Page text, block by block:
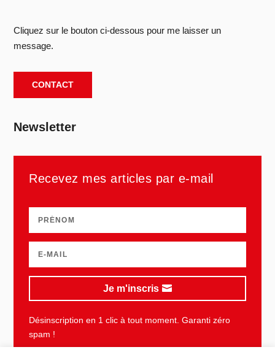
Cliquez sur le bouton ci-dessous pour me laisser un
message.
CONTACT
Newsletter
Recevez mes articles par e-mail
Je m'inscris
Désinscription en 1 clic à tout moment. Garanti zéro
spam !